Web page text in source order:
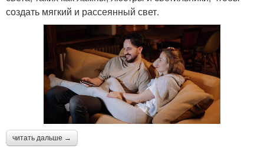
создать мягкий и рассеянный свет.
читать дальше →